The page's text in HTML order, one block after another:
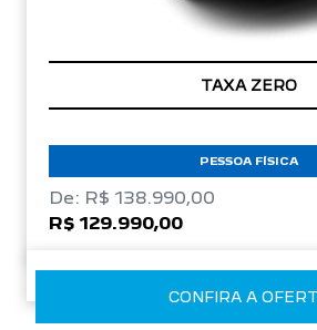
TAXA ZERO
PESSOA FÍSICA
De: R$ 138.990,00
R$ 129.990,00
CONFIRA A